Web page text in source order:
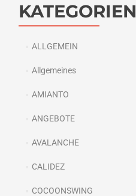
KATEGORIEN
ALLGEMEIN
Allgemeines
AMIANTO
ANGEBOTE
AVALANCHE
CALIDEZ
COCOONSWING